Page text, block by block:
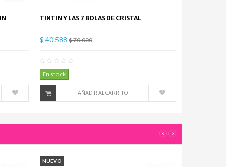
TINTIN Y LAS 7 BOLAS DE CRISTAL
$ 40.588 $ 70.000
En stock
AÑADIR AL CARRITO
‹ ›
NUEVO